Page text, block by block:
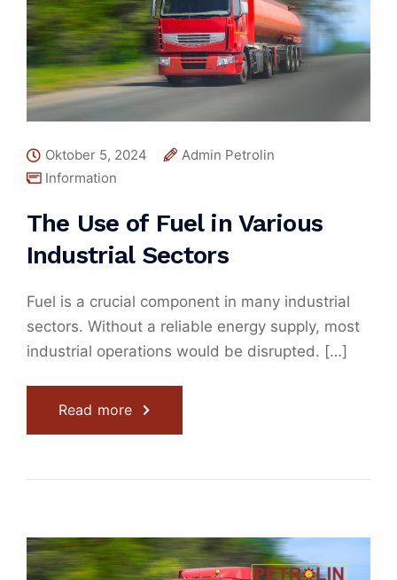
Oktober 5, 2024
Admin Petrolin
Information
The Use of Fuel in Various
Industrial Sectors
Fuel is a crucial component in many industrial
sectors. Without a reliable energy supply, most
industrial operations would be disrupted. […]
Read more